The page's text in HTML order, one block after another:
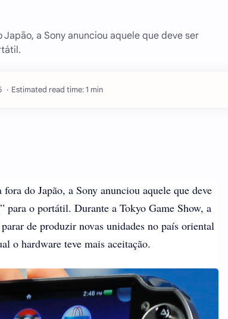
a Sony anunciou aquele que deve ser
Estimated read time: 1 min
do Japão, a Sony anunciou aquele que deve
para o portátil. Durante a Tokyo Game Show, a
de produzir novas unidades no país oriental
o hardware teve mais aceitação.